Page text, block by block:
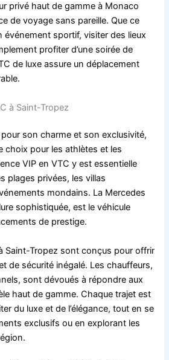
privé haut de gamme à Monaco
de voyage sans pareille. Que ce
événement sportif, visiter des lieux
profiter d’une soirée de
de luxe assure un déplacement
à Saint-Tropez
son charme et son exclusivité,
choix pour les athlètes et les
VIP en VTC y est essentielle
plages privées, les villas
mondains. La Mercedes
sophistiquée, est le véhicule
de prestige.
Saint-Tropez sont conçus pour offrir
de sécurité inégalé. Les chauffeurs,
sont dévoués à répondre aux
haut de gamme. Chaque trajet est
du luxe et de l’élégance, tout en se
exclusifs ou en explorant les